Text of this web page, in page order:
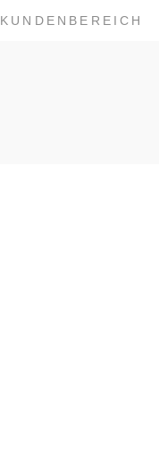
KUNDENBEREICH